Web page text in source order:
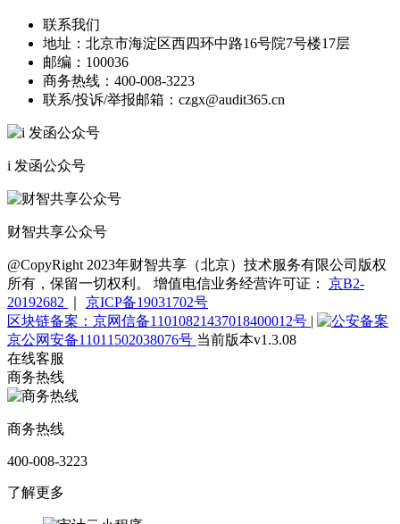
联系我们
地址： 北京市海淀区西四环中路16号院7号楼17层
邮编： 100036
商务热线： 400-008-3223
联系/投诉/举报邮箱： czgx@audit365.cn
i 发函公众号
财智共享公众号
@CopyRight 2023年财智共享（北京）技术服务有限公司版权
所有，保留一切权利。 增值电信业务经营许可证： 京B2-
20192682
京ICP备19031702号
区块链备案：京网信备11010821437018400012号 |
京公网安备11011502038076号 当前版本v1.3.08
在线客服
商务热线
商务热线
400-008-3223
了解更多